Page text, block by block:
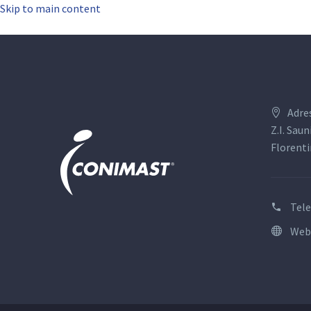
Skip to main content
Z.I.